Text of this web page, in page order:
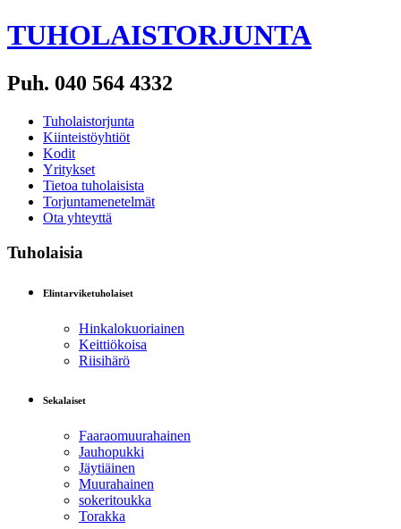
TUHOLAISTORJUNTA
Puh. 040 564 4332
Tuholaistorjunta
Kiinteistöyhtiöt
Kodit
Yritykset
Tietoa tuholaisista
Torjuntamenetelmät
Ota yhteyttä
Tuholaisia
Elintarviketuholaiset
Hinkalokuoriainen
Keittiökoisa
Riisihärö
Sekalaiset
Faaraomuurahainen
Jauhopukki
Jäytiäinen
Muurahainen
sokeritoukka
Torakka